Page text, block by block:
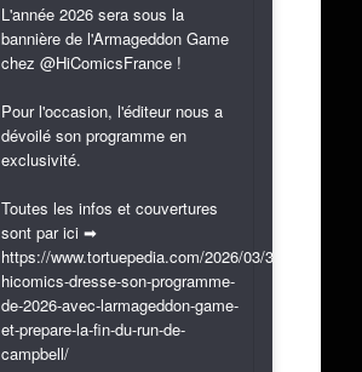
L'année 2026 sera sous la
bannière de l'Armageddon Game
chez @HiComicsFrance !
Pour l'occasion, l'éditeur nous a
dévoilé son programme en
exclusivité.
Toutes les infos et couvertures
sont par ici ➡
https://www.tortuepedia.com/2026/03/31/exclusif-
hicomics-dresse-son-programme-
de-2026-avec-larmageddon-game-
et-prepare-la-fin-du-run-de-
campbell/